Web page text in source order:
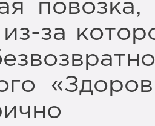
за